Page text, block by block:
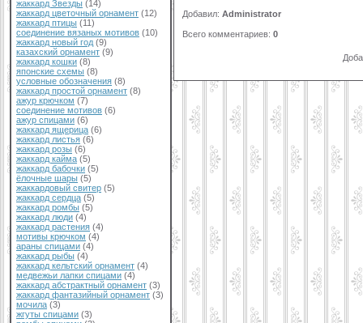
жаккард Звезды (14)
жаккард цветочный орнамент (12)
жаккард птицы (11)
соединение вязаных мотивов (10)
жаккард новый год (9)
казахский орнамент (9)
жаккард кошки (8)
японские схемы (8)
условные обозначения (8)
жаккард простой орнамент (8)
ажур крючком (7)
соединение мотивов (6)
ажур спицами (6)
жаккард ящерица (6)
жаккард листья (6)
жаккард розы (6)
жаккард кайма (5)
жаккард бабочки (5)
ёлочные шары (5)
жаккардовый свитер (5)
жаккард сердца (5)
жаккард ромбы (5)
жаккард люди (4)
жаккард растения (4)
мотивы крючком (4)
араны спицами (4)
жаккард рыбы (4)
жаккард кельтский орнамент (4)
медвежьи лапки спицами (4)
жаккард абстрактный орнамент (3)
жаккард фантазийный орнамент (3)
мочила (3)
жгуты спицами (3)
Добавил: Administrator
Всего комментариев: 0